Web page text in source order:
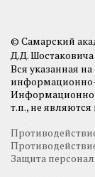
© Самарский
Д.Д. Шостаковича
Вся указанная
т.п., не
Защита